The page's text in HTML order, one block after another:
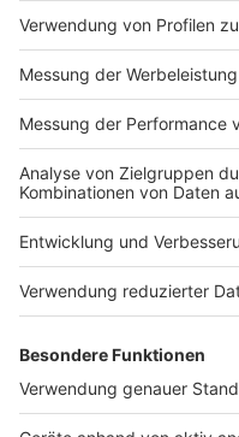
Innenstadtbereich
Haltestellen Shopping
Neutorplatz,
werden ganztägig von
nicht angefahren
(mindestens zwischen
abhängig von der
Regionalbuslinien S75,
Informationen zu
und TaxiBusse am
selbstverständlich das
Infos zum Tarif gibt’s